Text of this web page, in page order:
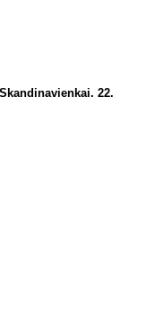
22.